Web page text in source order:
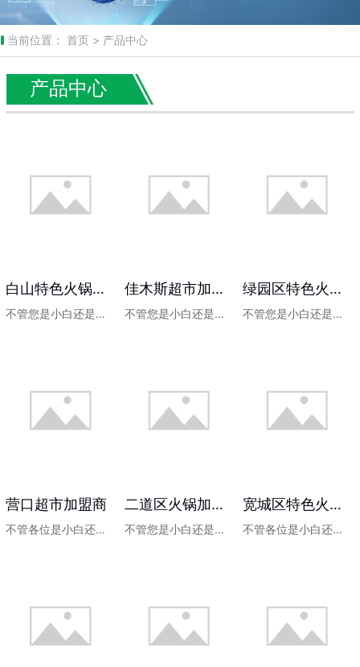
当前位置： 首页 > 产品中心
产品中心
白山特色火锅加盟
不管您是小白还是想转行开店的人员都可以加...
佳木斯超市加盟电话多少
不管您是小白还是想转行开店的人员都可以加...
绿园区特色火锅加盟了解
不管您是小白还是想转行开店的人员都可以加...
营口超市加盟商
不管各位是小白还是想转行开店的人员都可以...
二道区火锅加盟电话
不管您是小白还是想转行开店的人员都可以加...
宽城区特色火锅加盟电话
不管各位是小白还是想转行开店的人员都可以...